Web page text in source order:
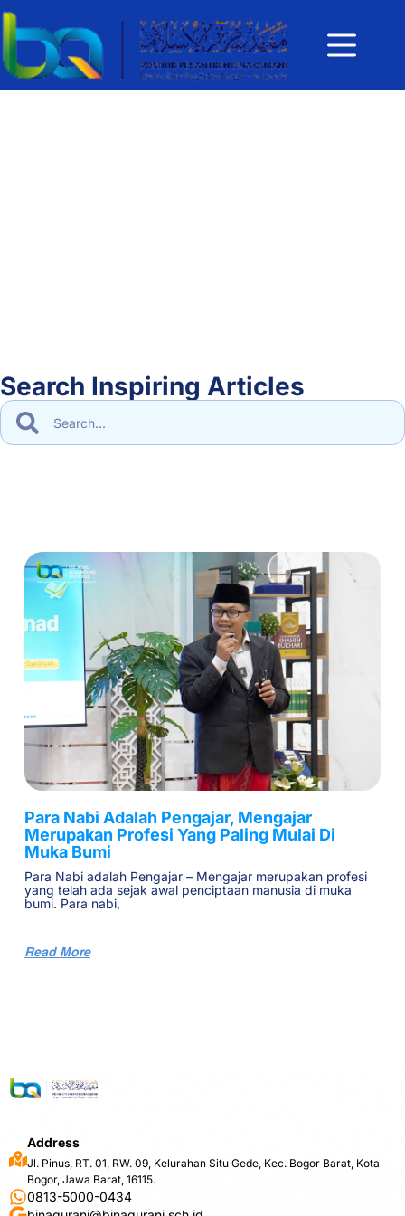
Search Inspiring Articles
Para Nabi Adalah Pengajar, Mengajar
Merupakan Profesi Yang Paling Mulai Di
Muka Bumi
Para Nabi adalah Pengajar – Mengajar merupakan profesi
yang telah ada sejak awal penciptaan manusia di muka
bumi. Para nabi,
Read More
Address
Jl. Pinus, RT. 01, RW. 09, Kelurahan Situ Gede, Kec. Bogor Barat, Kota
Bogor, Jawa Barat, 16115.
0813-5000-0434